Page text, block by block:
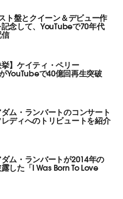
ト盤とクイーン＆デビュー作
念して、YouTubeで70年代
挙】ケイティ・ペリー
YouTubeで40億回再生突破
ム・ランバートのコンサート
ディへのトリビュートを紹介
ム・ランバートが2014年の
した「I Was Born To Love